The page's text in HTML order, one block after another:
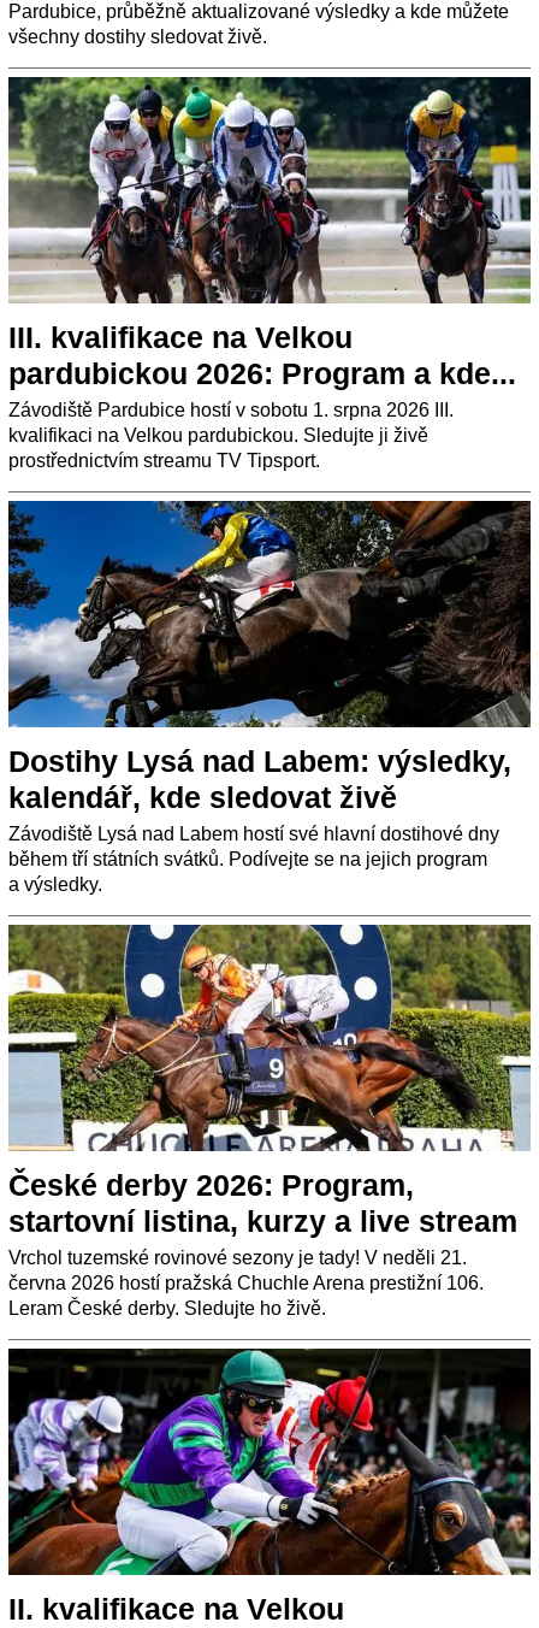
Pardubice, průběžně aktualizované výsledky a kde můžete
všechny dostihy sledovat živě.
III. kvalifikace na Velkou
pardubickou 2026: Program a kde...
Závodiště Pardubice hostí v sobotu 1. srpna 2026 III.
kvalifikaci na Velkou pardubickou. Sledujte ji živě
prostřednictvím streamu TV Tipsport.
Dostihy Lysá nad Labem: výsledky,
kalendář, kde sledovat živě
Závodiště Lysá nad Labem hostí své hlavní dostihové dny
během tří státních svátků. Podívejte se na jejich program
a výsledky.
České derby 2026: Program,
startovní listina, kurzy a live stream
Vrchol tuzemské rovinové sezony je tady! V neděli 21.
června 2026 hostí pražská Chuchle Arena prestižní 106.
Leram České derby. Sledujte ho živě.
II. kvalifikace na Velkou